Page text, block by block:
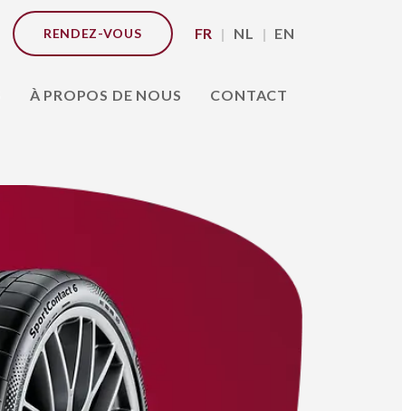
À PROPOS DE NOUS CONTACT
RENDEZ-VOUS FR NL EN